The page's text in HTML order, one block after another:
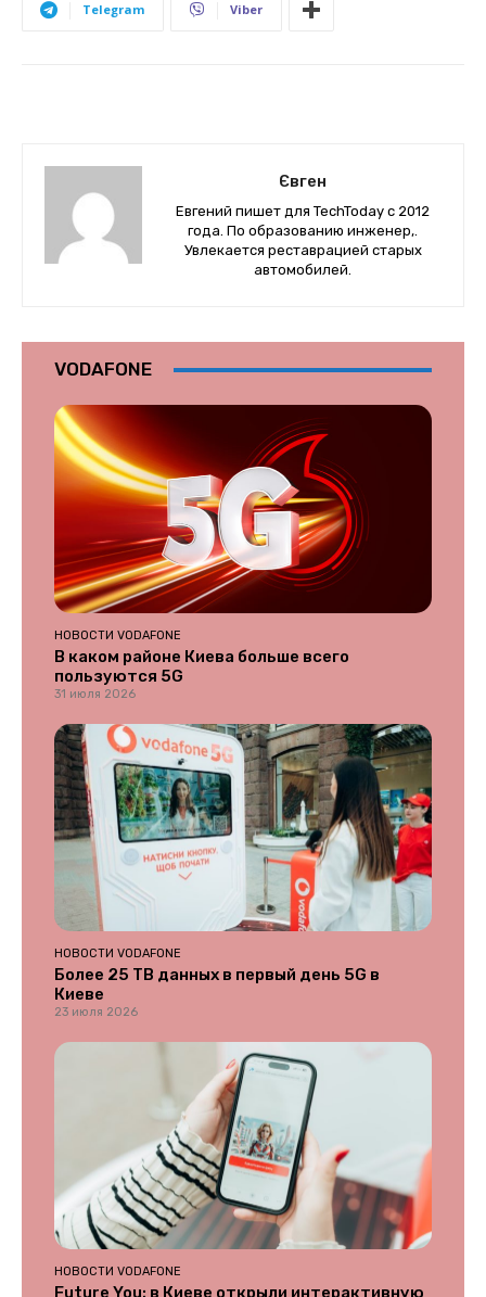
Telegram Viber
Євген
Евгений пишет для TechToday с 2012
года. По образованию инженер,.
Увлекается реставрацией старых
автомобилей.
VODAFONE
НОВОСТИ VODAFONE
В каком районе Киева больше всего
пользуются 5G
31 июля 2026
НОВОСТИ VODAFONE
Более 25 ТВ данных в первый день 5G в
Киеве
23 июля 2026
НОВОСТИ VODAFONE